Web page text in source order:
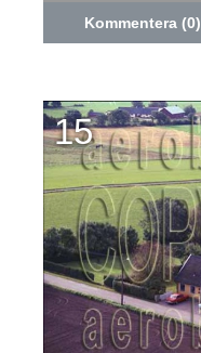
Kommentera (0)
15